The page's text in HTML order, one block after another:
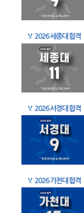
🏅 2026 세종대 합격
🏅 2026 서경대 합격
🏅 2026 가천대 합격